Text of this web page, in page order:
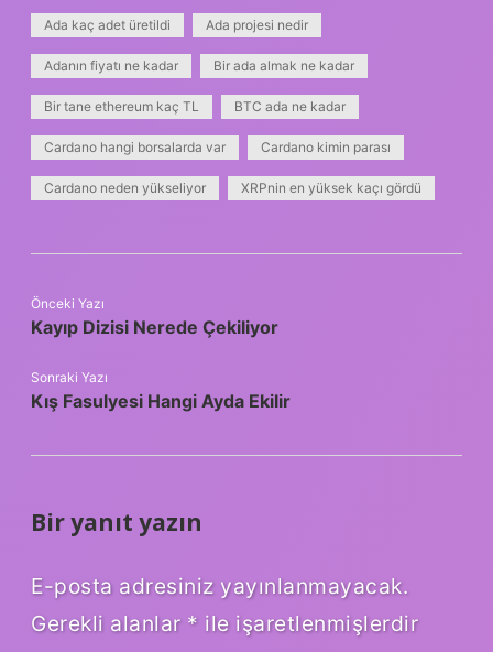
Ada kaç adet üretildi Ada projesi nedir
Adanın fiyatı ne kadar Bir ada almak ne kadar
Bir tane ethereum kaç TL BTC ada ne kadar
Cardano hangi borsalarda var Cardano kimin parası
Cardano neden yükseliyor XRPnin en yüksek kaçı gördü
Önceki Yazı
Kayıp Dizisi Nerede Çekiliyor
Sonraki Yazı
Kış Fasulyesi Hangi Ayda Ekilir
Bir yanıt yazın
E-posta adresiniz yayınlanmayacak.
Gerekli alanlar * ile işaretlenmişlerdir